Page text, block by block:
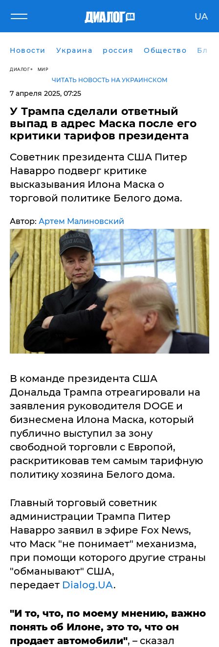
UA
Новости Украина россия Общество
ДИАЛОГ МИР
ЧИТАТЬ НОВОСТЬ НА УКРАИНСКОМ
7 апреля 2025, 07:25
У Трампа сделали ответный
выпад в адрес Маска после его
критики тарифов президента
Советник президента США Питер
Наварро подверг критике
высказывания Илона Маска о
торговой политике Белого дома.
Автор: Артем Малиновский
В команде президента США
Дональда Трампа отреагировали на
заявления руководителя DOGE и
бизнесмена Илона Маска, который
публично выступил за зону
свободной торговли с Европой,
раскритиковав тем самым тарифную
политику хозяина Белого дома.
Главный торговый советник
администрации Трампа Питер
Наварро заявил в эфире Fox News,
что Маск "не понимает" механизма,
при помощи которого другие страны
"обманывают" США,
передает Dialog.UA.
"И то, что, по моему мнению, важно
понять об Илоне, это то, что он
продает автомобили", – сказал